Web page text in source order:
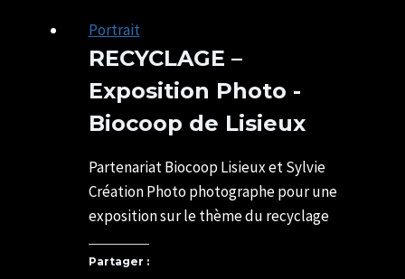
Portrait
RECYCLAGE –
Exposition Photo -
Biocoop de Lisieux
CHATELAIS
Partenariat Biocoop Lisieux et Sylvie
Création Photo photographe pour une
exposition sur le thème du recyclage
Partager :